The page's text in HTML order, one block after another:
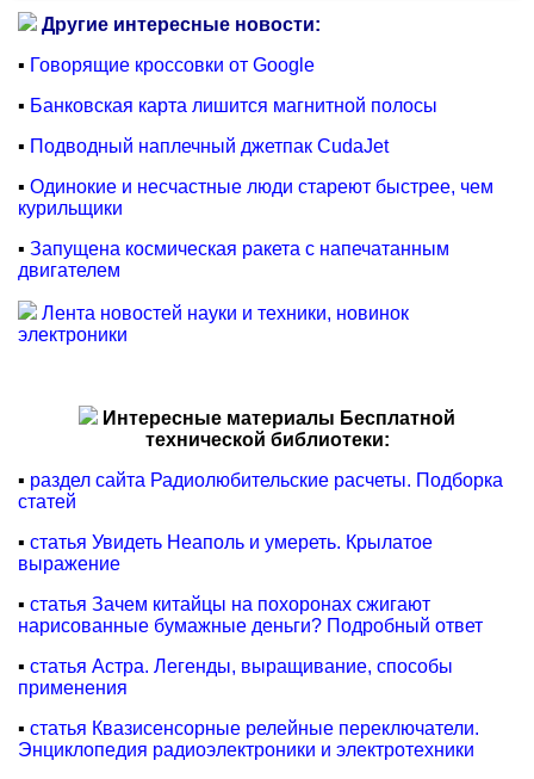
Другие интересные новости:
▪ Говорящие кроссовки от Google
▪ Банковская карта лишится магнитной полосы
▪ Подводный наплечный джетпак CudaJet
▪ Одинокие и несчастные люди стареют быстрее, чем
курильщики
▪ Запущена космическая ракета с напечатанным
двигателем
Лента новостей науки и техники, новинок
электроники
Интересные материалы Бесплатной
технической библиотеки:
▪ раздел сайта Радиолюбительские расчеты. Подборка
статей
▪ статья Увидеть Неаполь и умереть. Крылатое
выражение
▪ статья Зачем китайцы на похоронах сжигают
нарисованные бумажные деньги? Подробный ответ
▪ статья Астра. Легенды, выращивание, способы
применения
▪ статья Квазисенсорные релейные переключатели.
Энциклопедия радиоэлектроники и электротехники